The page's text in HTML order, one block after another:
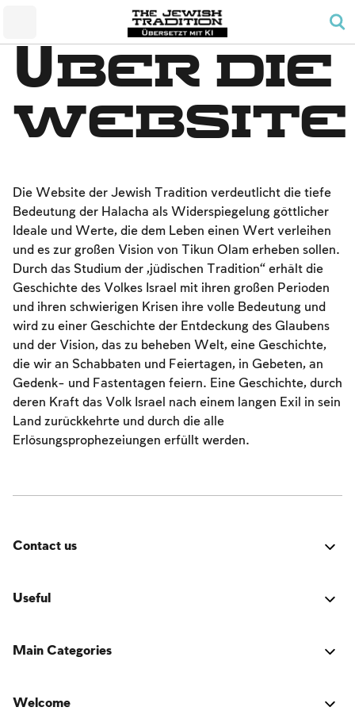
Mizwa-Glück in der Familie
Tempel
Gebet und Agenda
Das Gebetsgebot für Männer
Kaschrut
Schabbat und Feiertage
Sabbat
Das verbotene Handwerk
Schabbat-Farbe
Termine und Feiertage
Seder-Nacht
Zählen der Omer- und Nationalfeiertage
Pfingsten
Jom Kippur
Das Fasten der Zerstörung
Purim
Über die
Website
Die Website der Jewish Tradition verdeutlicht die tiefe
Bedeutung der Halacha als Widerspiegelung göttlicher
Ideale und Werte, die dem Leben einen Wert verleihen
und es zur großen Vision von Tikun Olam erheben sollen.
Durch das Studium der „jüdischen Tradition“ erhält die
Geschichte des Volkes Israel mit ihren großen Perioden
und ihren schwierigen Krisen ihre volle Bedeutung und
wird zu einer Geschichte der Entdeckung des Glaubens
und der Vision, das zu beheben Welt, eine Geschichte,
die wir an Schabbaten und Feiertagen, in Gebeten, an
Gedenk- und Fastentagen feiern. Eine Geschichte, durch
deren Kraft das Volk Israel nach einem langen Exil in sein
Land zurückkehrte und durch die alle
Erlösungsprophezeiungen erfüllt werden.
Contact us
Useful
Das Buch der jüdischen Tradition
Fragen und Antworten
Main Categories
Emulators
Welcome